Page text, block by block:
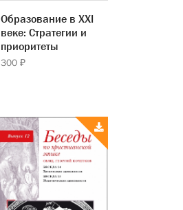
Образование в XXI
веке: Стратегии и
приоритеты
300 ₽